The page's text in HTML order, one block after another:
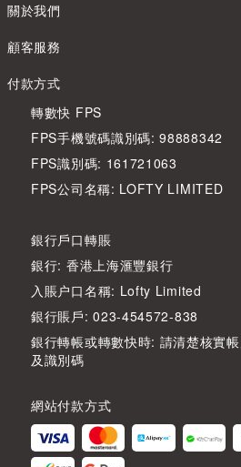
關於我們
顧客服務
付款方式
轉數快 FPS
FPS手機號碼識別碼: 98888342
FPS識別碼: 161721063
FPS公司名稱: LOFTY LIMITED
銀行戶口轉賬
銀行: 香港上海滙豐銀行
入賬户口名稱: Lofty Limited
銀行賬戶: 023-454572-838
銀行轉帳或轉數快時: 請清楚核實
及識別碼
網站付款方式